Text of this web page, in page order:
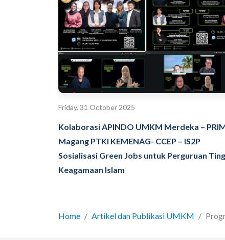
Friday, 31 October 2025
Kolaborasi APINDO UMKM Merdeka –
Magang PTKI KEMENAG- CCEP – IS2P
Sosialisasi Green Jobs untuk Perguruan
Keagamaan Islam
Home Artikel dan Publikasi UMKM